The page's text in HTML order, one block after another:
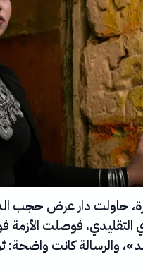
حاولت دار عرض حجب
فوصلت الأزمة
والرسالة كانت واضحة: